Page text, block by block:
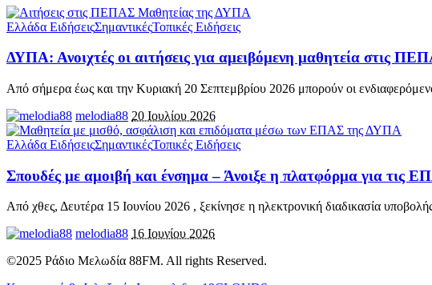
Ελλάδα ΕιδήσειςΣημαντικέςΤοπικές Ειδήσεις
ΔΥΠΑ: Ανοιχτές οι αιτήσεις για αμειβόμενη μαθητεία στις
Από σήμερα έως και την Κυριακή 20 Σεπτεμβρίου 2026 μπορούν οι
melodia88 20 Ιουλίου 2026
Ελλάδα ΕιδήσειςΣημαντικέςΤοπικές Ειδήσεις
Σπουδές με αμοιβή και ένσημα – Άνοιξε η πλατφόρμα για τις
Από χθες, Δευτέρα 15 Ιουνίου 2026 , ξεκίνησε η ηλεκτρονική διαδικασία
melodia88 16 Ιουνίου 2026
©2025 Ράδιο Μελωδία 88FM. All rights Reserved.